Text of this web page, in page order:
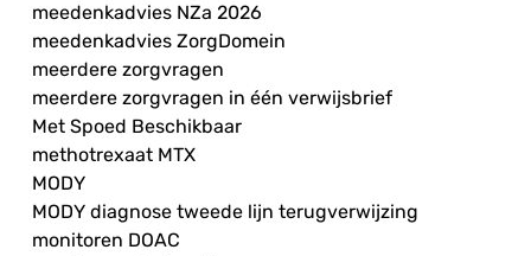
meedenkadvies NZa 2026
meedenkadvies ZorgDomein
meerdere zorgvragen
meerdere zorgvragen in één verwijsbrief
Met Spoed Beschikbaar
methotrexaat MTX
MODY
MODY diagnose tweede lijn terugverwijzing
monitoren DOAC